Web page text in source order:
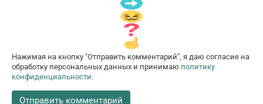
Нажимая на кнопку "Отправить комментарий", я даю согласие на
обработку персональных данных и принимаю политику
конфиденциальности.